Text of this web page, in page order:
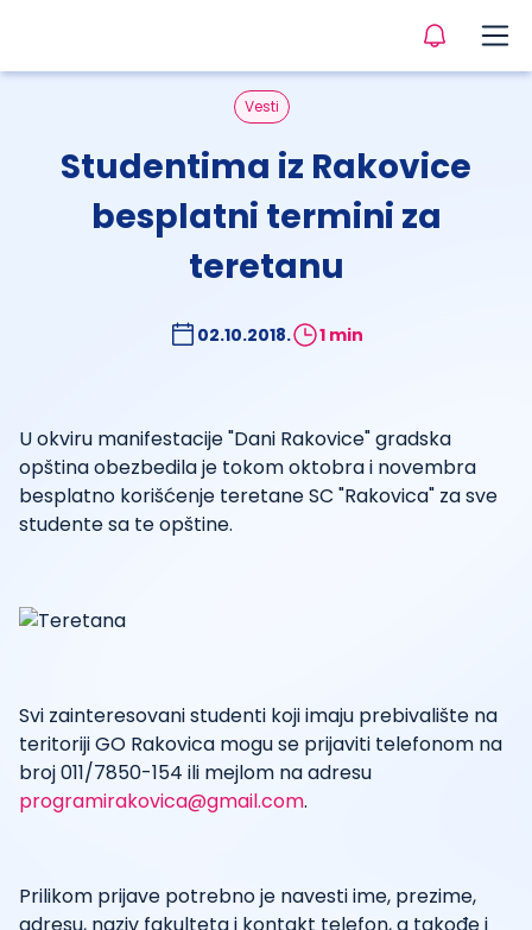
Vesti
Studentima iz Rakovice
besplatni termini za
teretanu
02.10.2018. 1 min
U okviru manifestacije "Dani Rakovice" gradska
opština obezbedila je tokom oktobra i novembra
besplatno korišćenje teretane SC "Rakovica" za sve
studente sa te opštine.
Svi zainteresovani studenti koji imaju prebivalište na
teritoriji GO Rakovica mogu se prijaviti telefonom na
broj 011/7850-154 ili mejlom na adresu
programirakovica@gmail.com.
Prilikom prijave potrebno je navesti ime, prezime,
adresu, naziv fakulteta i kontakt telefon, a takođe i